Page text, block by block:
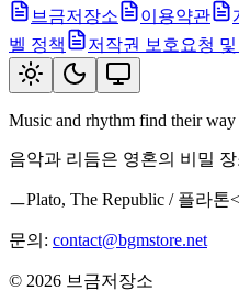
브금저장소 이용약관
벨 정책
저작권 보호요청 및
Music and rhythm find their way
음악과 리듬은 영혼의 비밀
ㅡPlato, The Republic / 플라톤
문의: contact@bgmstore.net
© 2026 브금저장소